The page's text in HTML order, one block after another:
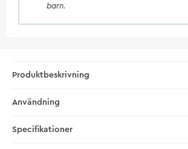
barn.
Produktbeskrivning
Användning
Specifikationer